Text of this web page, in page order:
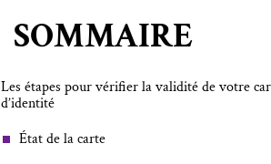
SOMMAIRE
Les étapes pour vérifier la validité de votre
d’identité
État de la carte